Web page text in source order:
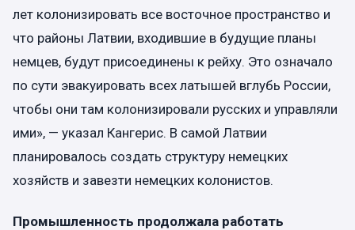
лет колонизировать все восточное пространство и
что районы Латвии, входившие в будущие планы
немцев, будут присоединены к рейху. Это означало
по сути эвакуировать всех латышей вглубь России,
чтобы они там колонизировали русских и управляли
ими», — указал Кангерис. В самой Латвии
планировалось создать структуру немецких
хозяйств и завезти немецких колонистов.
Промышленность продолжала работать